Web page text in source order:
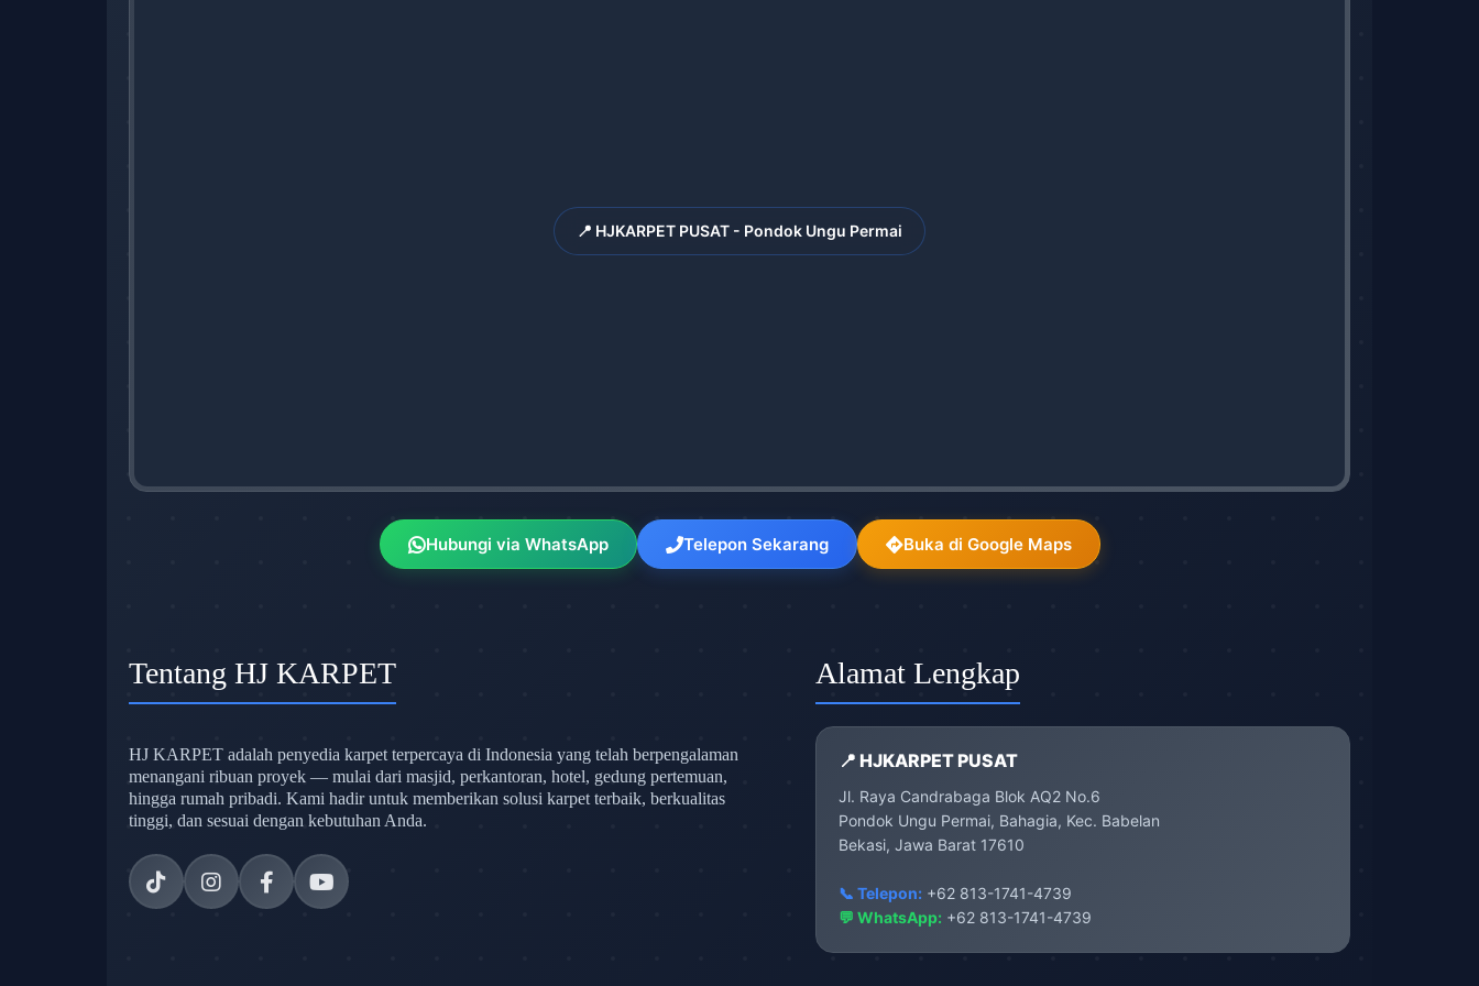
📍 HJKARPET PUSAT - Pondok Ungu Permai
Hubungi via WhatsApp Telepon Sekarang Buka di Google Maps
Tentang HJ KARPET
HJ KARPET adalah penyedia karpet terpercaya di Indonesia yang telah berpengalaman
menangani ribuan proyek — mulai dari masjid, perkantoran, hotel, gedung pertemuan,
hingga rumah pribadi. Kami hadir untuk memberikan solusi karpet terbaik, berkualitas
tinggi, dan sesuai dengan kebutuhan Anda.
Alamat Lengkap
📍 HJKARPET PUSAT
Jl. Raya Candrabaga Blok AQ2 No.6
Pondok Ungu Permai, Bahagia, Kec. Babelan
Bekasi, Jawa Barat 17610
📞 Telepon:+62 813-1741-4739
💬 WhatsApp: +62 813-1741-4739